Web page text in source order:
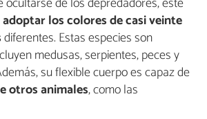
adoptar los colores de casi veinte
diferentes. Estas especies son
medusas, serpientes, peces y
su flexible cuerpo es capaz de
otros animales, como las